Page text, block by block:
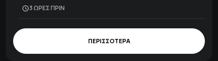
3 ΩΡΕΣ ΠΡΙΝ
ΠΕΡΙΣΣΟΤΕΡΑ